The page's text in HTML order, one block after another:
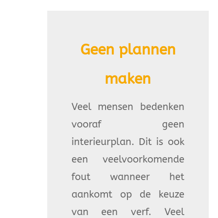
Geen plannen
maken
Veel mensen bedenken
vooraf geen
interieurplan. Dit is ook
een veelvoorkomende
fout wanneer het
aankomt op de keuze
van een verf. Veel